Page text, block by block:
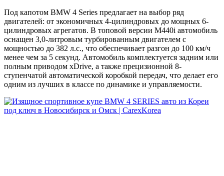
Под капотом BMW 4 Series предлагает на выбор ряд
двигателей: от экономичных 4-цилиндровых до мощных 6-
цилиндровых агрегатов. В топовой версии M440i автомобиль
оснащен 3,0-литровым турбированным двигателем с
мощностью до 382 л.с., что обеспечивает разгон до 100 км/ч
менее чем за 5 секунд. Автомобиль комплектуется задним или
полным приводом xDrive, а также прецизионной 8-
ступенчатой автоматической коробкой передач, что делает его
одним из лучших в классе по динамике и управляемости.